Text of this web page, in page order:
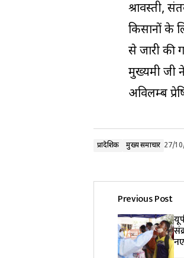
श्रावस्ती,
किसानों के
से जारी की
मुख्यमंत्री
अविलम्ब
प्रादेशिक मुख्य समाचार 27/
Previous Post